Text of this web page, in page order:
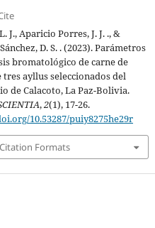
J., Aparicio Porres, J. J. ., &
D. S. . (2023). Parámetros
bromatológico de carne de
tres ayllus seleccionados del
de Calacoto, La Paz-Bolivia.
,2(1), 17-26.
10.53287/puiy8275he29r
Formats